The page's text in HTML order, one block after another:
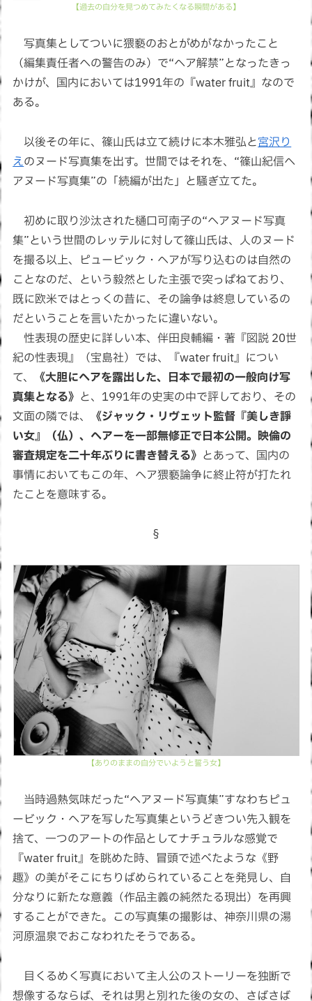
【過去の自分を見つめてみたくなる瞬間がある】
写真集としてついに猥褻のおとがめがなかったこと
（編集責任者への警告のみ）で“ヘア解禁”となったきっ
かけが、国内においては1991年の『water fruit』なので
ある。
以後その年に、篠山氏は立て続けに本木雅弘と宮沢り
えのヌード写真集を出す。世間ではそれを、“篠山紀信ヘ
アヌード写真集”の「続編が出た」と騒ぎ立てた。
初めに取り沙汰された樋口可南子の“ヘアヌード写真
集”という世間のレッテルに対して篠山氏は、人のヌード
を撮る以上、ピュービック・ヘアが写り込むのは自然の
ことなのだ、という毅然とした主張で突っぱねており、
既に欧米ではとっくの昔に、その論争は終息しているの
だということを言いたかったに違いない。
性表現の歴史に詳しい本、伴田良輔編・著『図説 20世
紀の性表現』（宝島社）では、『water fruit』につい
て、
《大胆にヘアを露出した、日本で最初の一般向け写
真集となる》 と、1991年の史実の中で評しており、その
文面の隣では、
《ジャック・リヴェット監督『美しき諍
い女』（仏）、ヘアーを一部無修正で日本公開。映倫の
審査規定を二十年ぶりに書き替える》 とあって、国内の
事情においてもこの年、ヘア猥褻論争に終止符が打たれ
たことを意味する。
§
【ありのままの自分でいようと誓う女】
当時過熱気味だった“ヘアヌード写真集”すなわちピュ
ービック・ヘアを写した写真集というどきつい先入観を
捨て、一つのアートの作品としてナチュラルな感覚で
『water fruit』を眺めた時、冒頭で述べたような《野
趣》の美がそこにちりばめられていることを発見し、自
分なりに新たな意義（作品主義の純然たる現出）を再興
することができた。この写真集の撮影は、神奈川県の湯
河原温泉でおこなわれたそうである。
目くるめく写真において主人公のストーリーを独断で
想像するならば、それは男と別れた後の女の、さばさば